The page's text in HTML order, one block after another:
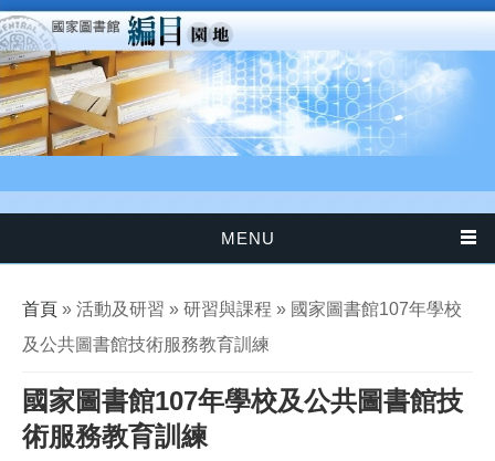
移至主內容
MENU
您在這裡
首頁 » 活動及研習 » 研習與課程 » 國家圖書館107年學校
及公共圖書館技術服務教育訓練
國家圖書館107年學校及公共圖書館技
術服務教育訓練